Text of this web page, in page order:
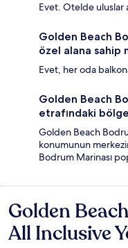
Evet. Otelde uluslar
Golden Beach
özel alana sahip
Evet, her oda
Golden Beach
etrafındaki bölge
Golden Beach
konumunun
Bodrum Marinası
Yorumlar
Golden
All Inclusive